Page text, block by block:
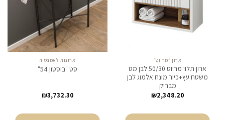
ארון ״מריוט״
ארון תלוי מריוט 50/30 לבן מט
משטח עץ+כיור מונח אלמוג לבן
מבריק
₪2,348.20
ארונות לאמבטיה
סט "בוסטון 54"
₪3,732.30